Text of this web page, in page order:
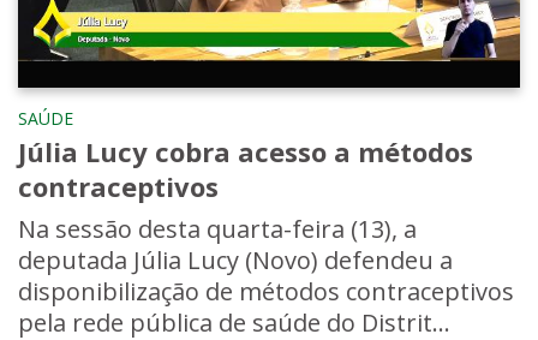
SAÚDE
Júlia Lucy cobra acesso a métodos
contraceptivos
Na sessão desta quarta-feira (13), a
deputada Júlia Lucy (Novo) defendeu a
disponibilização de métodos contraceptivos
pela rede pública de saúde do Distrit...